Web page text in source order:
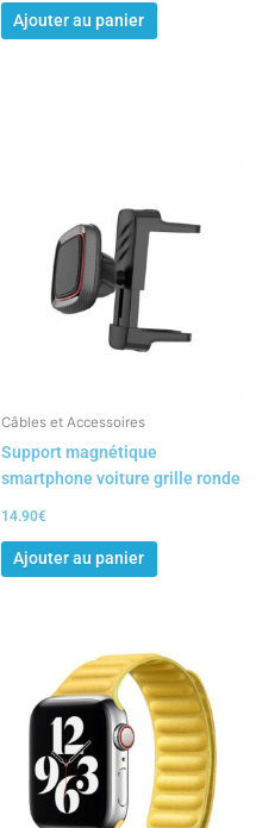
Ajouter au panier
Câbles et Accessoires
Support magnétique
smartphone voiture grille ronde
14.90€
Ajouter au panier
Ce
produit
a
plusieurs
variations.
Les
options